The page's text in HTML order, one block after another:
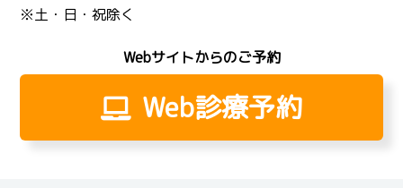
※土・日・祝除く
Webサイトからのご予約
Web診療予約